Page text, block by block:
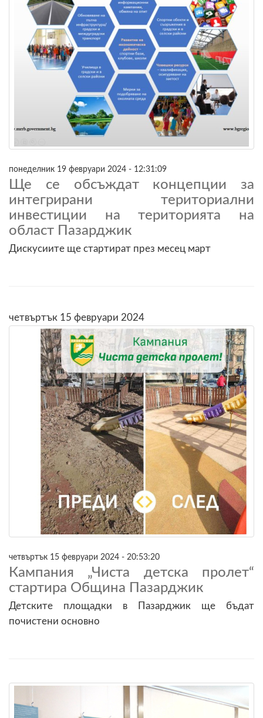
понеделник 19 февруари 2024 - 12:31:09
Ще се обсъждат концепции за
интегрирани териториални
инвестиции на територията на
област Пазарджик
Дискусиите ще стартират през месец март
четвъртък 15 февруари 2024
четвъртък 15 февруари 2024 - 20:53:20
Кампания „Чиста детска пролет“
стартира Община Пазарджик
Детските площадки в Пазарджик ще бъдат
почистени основно